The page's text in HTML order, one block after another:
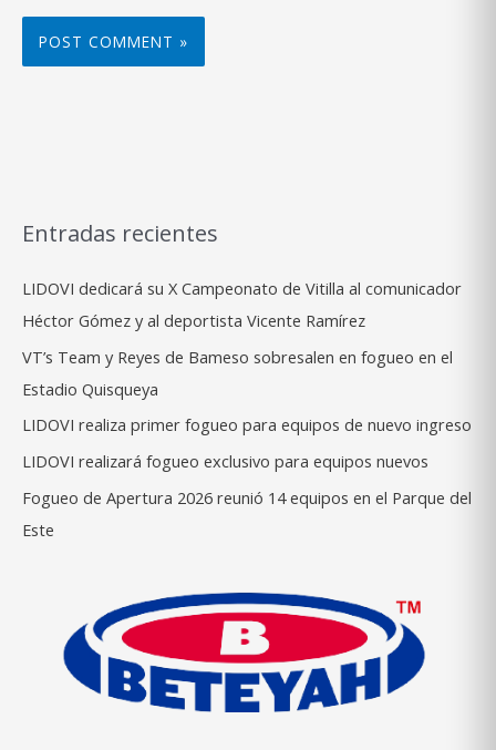
Entradas recientes
LIDOVI dedicará su X Campeonato de Vitilla al comunicador
Héctor Gómez y al deportista Vicente Ramírez
VT’s Team y Reyes de Bameso sobresalen en fogueo en el
Estadio Quisqueya
LIDOVI realiza primer fogueo para equipos de nuevo ingreso
LIDOVI realizará fogueo exclusivo para equipos nuevos
Fogueo de Apertura 2026 reunió 14 equipos en el Parque del
Este